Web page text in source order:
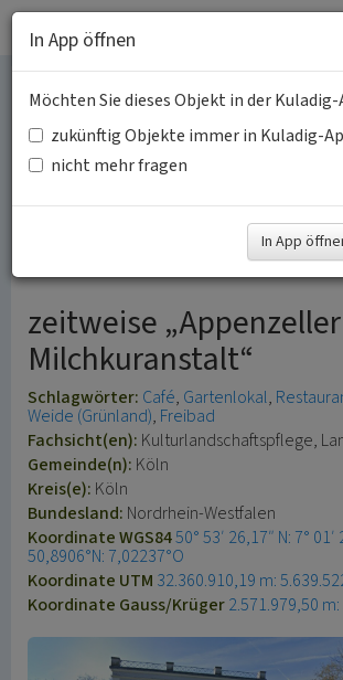
Café-Restaurant
der
zeitweise „Appenzeller
Milchkuranstalt“
Schlagwörter: Café Gartenlokal
Weide (Grünland) Freibad
Fachsicht(en): Kulturlandschaftspflege,
Gemeinde(n): Köln
Kreis(e): Köln
Bundesland: Nordrhein-Westfalen
Koordinate WGS8450° 53′ 26,17″ N: 7° 01′
50,8906°N: 7,02237°O
Koordinate UTM 32.360.910,19 m:
Koordinate Gauss/Krüger2.571.979,50
In App öffnen
Möchten Sie dieses Objekt in der
zukünftig Objekte immer in Kuladig-
nicht mehr fragen
In App